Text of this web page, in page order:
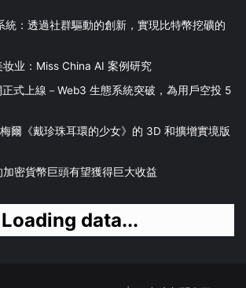
統：透過社群驅動的創新，實現比特幣挖礦的
业：Miss China AI 案例研究
式上線－Web3 生態系統突破，為用戶空投 5
爾《戴珍珠耳環的少女》的 3D 和擴增實境版
密貨幣巨頭有望獲得巨大收益
Loading data...